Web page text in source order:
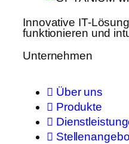
Innovative IT-
funktionieren und
Unternehmen
Über uns
Produkte